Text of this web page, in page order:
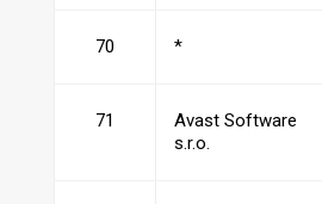
70 *
71
Avast Software
s.r.o.